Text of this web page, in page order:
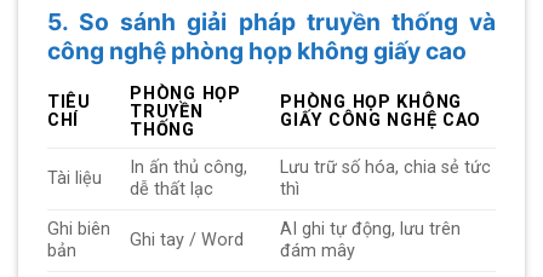
5. So sánh giải pháp truyền thống và
công nghệ phòng họp không giấy cao
TIÊU
CHÍ
PHÒNG HỌP
TRUYỀN
THỐNG
PHÒNG HỌP KHÔNG
GIẤY CÔNG NGHỆ CAO
Tài liệu
In ấn thủ công,
dễ thất lạc
Lưu trữ số hóa, chia sẻ tức
thì
Ghi biên
bản
Ghi tay / Word
AI ghi tự động, lưu trên
đám mây